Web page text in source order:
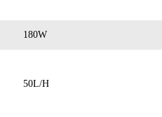
180W
50L/H